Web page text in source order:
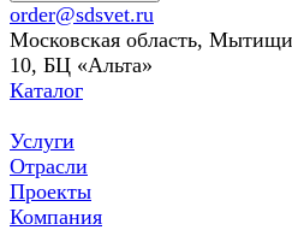
order@sdsvet.ru
Московская область,
10, БЦ «Альта»
Каталог
Услуги
Отрасли
Проекты
Компания